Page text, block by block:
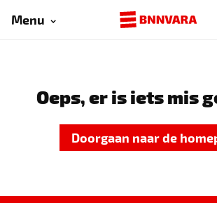
Menu
Oeps, er is iets mis
Doorgaan naar de